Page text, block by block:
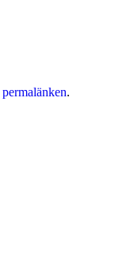
permalänken.